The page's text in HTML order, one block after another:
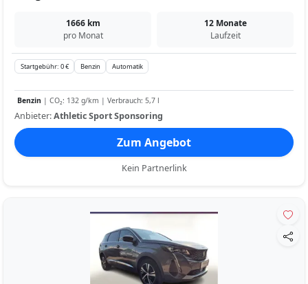
1666 km
pro Monat
12 Monate
Laufzeit
Startgebühr: 0 € Benzin Automatik
Benzin | CO₂: 132 g/km | Verbrauch: 5,7 l
Anbieter:Athletic Sport Sponsoring
Zum Angebot
Kein Partnerlink